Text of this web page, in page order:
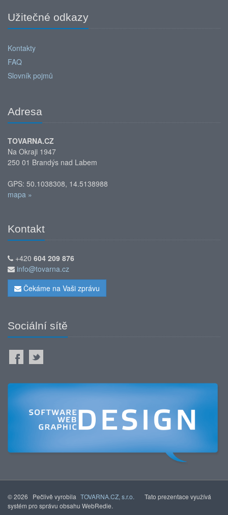
Užitečné odkazy
Kontakty
FAQ
Slovník pojmů
Adresa
TOVARNA.CZ
Na Okraji 1947
250 01 Brandýs nad Labem
GPS: 50.1038308, 14.5138988
mapa »
Kontakt
+420 604 209 876
info@tovarna.cz
Čekáme na Vaši zprávu
Sociální sítě
© 2026 Pečlivě vyrobila TOVARNA.CZ, s.r.o.
Tato prezentace využívá
systém pro správu obsahu WebRedie.